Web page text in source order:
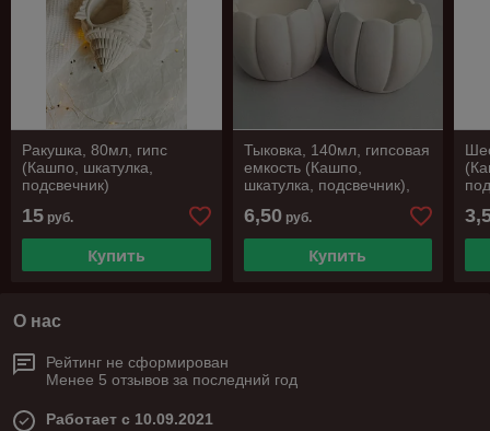
Ракушка, 80мл, гипс
(Кашпо, шкатулка,
подсвечник)
15 руб.
Купить
Тыковка, 140мл, гипсовая
емкость (Кашпо,
шкатулка, подсвечник),
6,50руб.
Купить
О нас
Рейтинг не сформирован
Менее 5 отзывов за последний год
Работает с 10.09.2021